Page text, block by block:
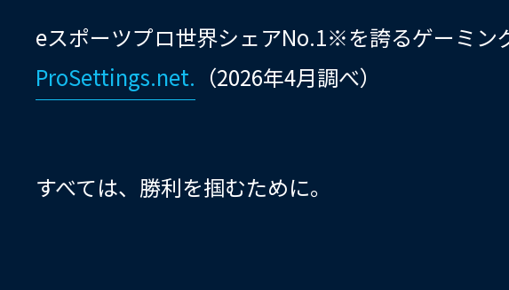
eスポーツプロ世界シェアNo.1※を誇るゲーミン
ProSettings.net. （2026年4月調べ）
すべては、勝利を掴むために。